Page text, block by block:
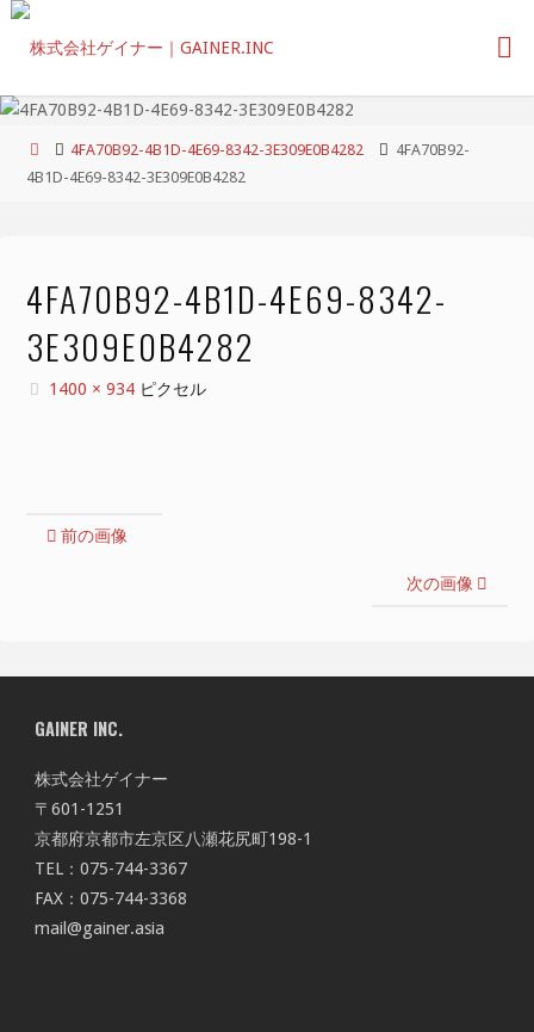
コ
ン
ホ
ー
4FA70B92-4B1D-4E69-8342-3E309E0B4282
4FA70B92-
4B1D-4E69-8342-3E309E0B4282
4FA70B92-4B1D-4E69-8342-
3E309E0B4282
フ
1400 × 934 ピクセル
前の画像
次の画像
GAINER INC.
株式会社ゲイナー
〒601-1251
京都府京都市左京区八瀬花尻町198-1
TEL：075-744-3367
FAX：075-744-3368
mail@gainer.asia